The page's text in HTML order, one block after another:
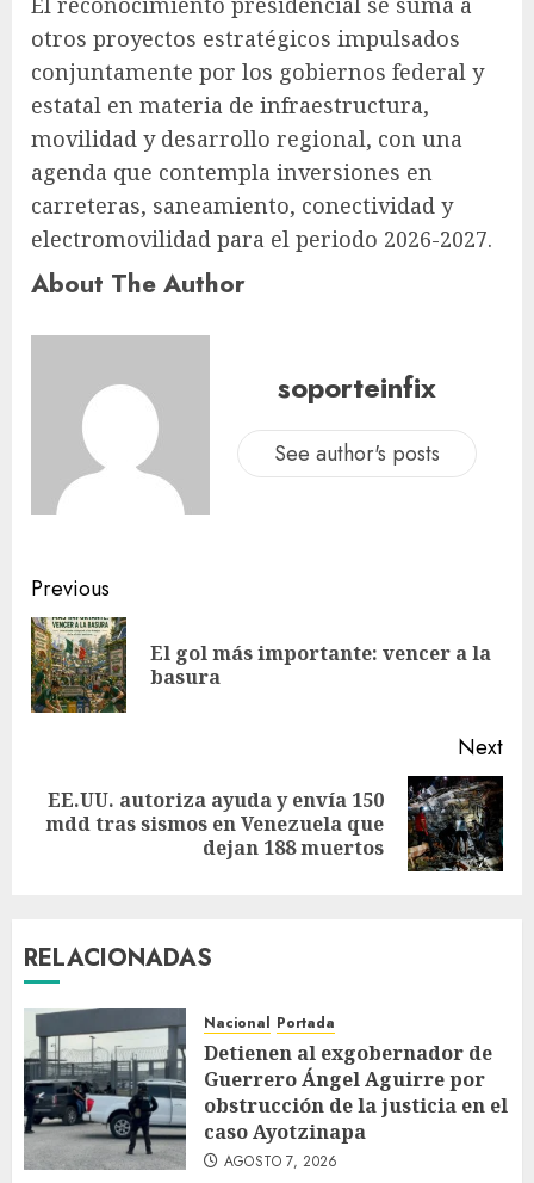
otros proyectos estratégicos impulsados
conjuntamente por los gobiernos federal y
estatal en materia de infraestructura,
movilidad y desarrollo regional, con una
agenda que contempla inversiones en
carreteras, saneamiento, conectividad y
electromovilidad para el periodo 2026-2027.
About The Author
soporteinfix
See author's posts
Previous
El gol más importante: vencer a la
basura
Next
EE.UU. autoriza ayuda y envía 150
mdd tras sismos en Venezuela que
dejan 188 muertos
RELACIONADAS
Nacional Portada
Detienen al exgobernador de
Guerrero Ángel Aguirre por
obstrucción de la justicia en el
caso Ayotzinapa
AGOSTO 7, 2026